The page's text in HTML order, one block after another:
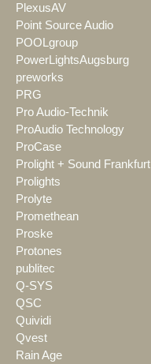
PlexusAV
Point Source Audio
POOLgroup
PowerLightsAugsburg
preworks
PRG
Pro Audio-Technik
ProAudio Technology
ProCase
Prolight + Sound Frankfurt
Prolights
Prolyte
Promethean
Proske
Protones
publitec
Q-SYS
QSC
Quividi
Qvest
Rain Age